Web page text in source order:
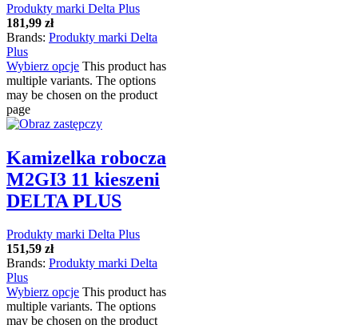
Produkty marki Delta Plus
181,99 zł
Brands: Produkty marki Delta
Plus
Wybierz opcje This product has
multiple variants. The options
may be chosen on the product
page
Kamizelka robocza
M2GI3 11 kieszeni
DELTA PLUS
Produkty marki Delta Plus
151,59 zł
Brands: Produkty marki Delta
Plus
Wybierz opcje This product has
multiple variants. The options
may be chosen on the product